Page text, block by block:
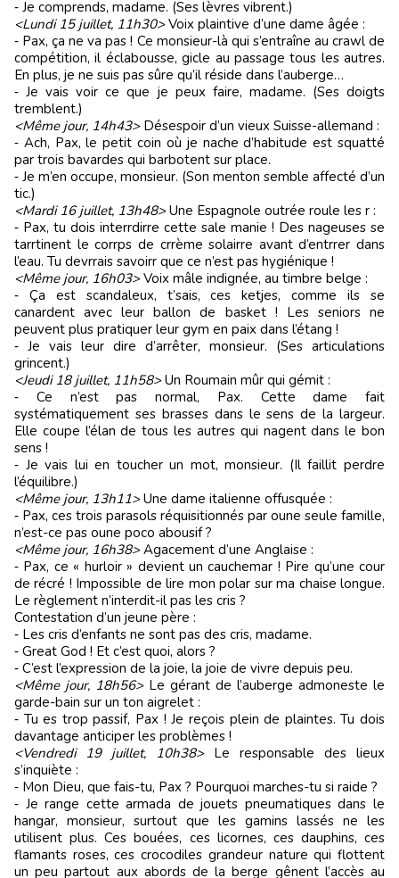
‑ Je comprends, madame. (Ses lèvres vibrent.)
<Lundi 15 juillet, 11h30>Voix plaintive d’une dame âgée :
‑ Pax, ça ne va pas ! Ce monsieur-là qui s’entraîne au crawl de
compétition, il éclabousse, gicle au passage tous les autres.
En plus, je ne suis pas sûre qu’il réside dans l’auberge…
‑ Je vais voir ce que je peux faire, madame. (Ses doigts
tremblent.)
<Même jour, 14h43>Désespoir d’un vieux Suisse-allemand :
‑ Ach, Pax, le petit coin où je nache d’habitude est squatté
par trois bavardes qui barbotent sur place.
‑ Je m’en occupe, monsieur. (Son menton semble affecté d’un
tic.)
<Mardi 16 juillet, 13h48>Une Espagnole outrée roule les r :
‑ Pax, tu dois interrdirre cette sale manie ! Des nageuses se
tarrtinent le corrps de crrème solairre avant d’entrrer dans
l’eau. Tu devrrais savoirr que ce n’est pas hygiénique !
<Même jour, 16h03>Voix mâle indignée, au timbre belge :
‑ Ça est scandaleux, t’sais, ces ketjes, comme ils se
canardent avec leur ballon de basket ! Les seniors ne
peuvent plus pratiquer leur gym en paix dans l’étang !
‑ Je vais leur dire d’arrêter, monsieur. (Ses articulations
grincent.)
<Jeudi 18 juillet, 11h58>Un Roumain mûr qui gémit :
‑ Ce n’est pas normal, Pax. Cette dame fait
systématiquement ses brasses dans le sens de la largeur.
Elle coupe l’élan de tous les autres qui nagent dans le bon
sens !
‑ Je vais lui en toucher un mot, monsieur. (Il faillit perdre
l’équilibre.)
<Même jour, 13h11>Une dame italienne offusquée :
‑ Pax, ces trois parasols réquisitionnés par oune seule famille,
n’est-ce pas oune poco abousif ?
<Même jour, 16h38>Agacement d’une Anglaise :
‑ Pax, ce « hurloir » devient un cauchemar ! Pire qu’une cour
de récré ! Impossible de lire mon polar sur ma chaise longue.
Le règlement n’interdit-il pas les cris ?
Contestation d’un jeune père :
‑ Les cris d’enfants ne sont pas des cris, madame.
‑ Great God ! Et c’est quoi, alors ?
‑ C’est l’expression de la joie, la joie de vivre depuis peu.
<Même jour, 18h56>Le gérant de l’auberge admoneste le
garde-bain sur un ton aigrelet :
‑ Tu es trop passif, Pax ! Je reçois plein de plaintes. Tu dois
davantage anticiper les problèmes !
<Vendredi 19 juillet, 10h38>Le responsable des lieux
s’inquiète :
‑ Mon Dieu, que fais-tu, Pax ? Pourquoi marches-tu si raide ?
‑ Je range cette armada de jouets pneumatiques dans le
hangar, monsieur, surtout que les gamins lassés ne les
utilisent plus. Ces bouées, ces licornes, ces dauphins, ces
flamants roses, ces crocodiles grandeur nature qui flottent
un peu partout aux abords de la berge gênent l’accès au